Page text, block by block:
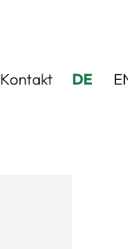
Kontakt DE